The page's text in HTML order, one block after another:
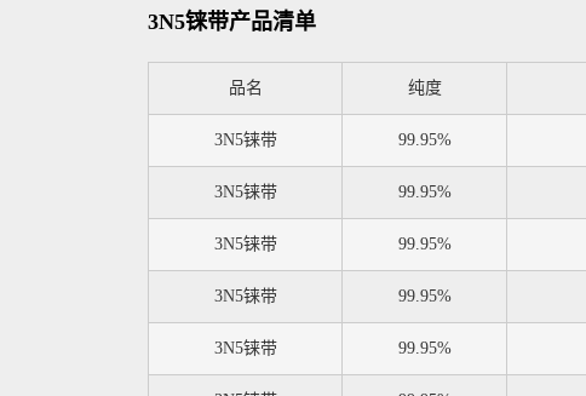
3N5铼带产品清单
品名 纯度
3N5铼带 99.95%
3N5铼带 99.95%
3N5铼带 99.95%
3N5铼带 99.95%
3N5铼带 99.95%